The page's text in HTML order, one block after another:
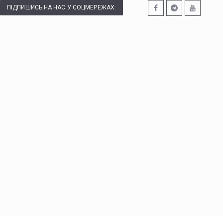
ПІДПИШИСЬ НА НАС У СОЦМЕРЕЖАХ: